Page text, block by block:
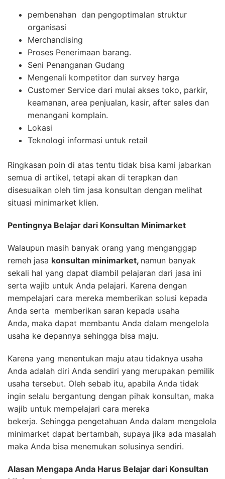
pembenahan dan pengoptimalan struktur
organisasi
Merchandising
Proses Penerimaan barang.
Seni Penanganan Gudang
Mengenali kompetitor dan survey harga
Customer Service dari mulai akses toko, parkir,
keamanan, area penjualan, kasir, after sales dan
menangani komplain.
Lokasi
Teknologi informasi untuk retail
Ringkasan poin di atas tentu tidak bisa kami jabarkan
semua di artikel, tetapi akan di terapkan dan
disesuaikan oleh tim jasa konsultan dengan melihat
situasi minimarket klien.
Pentingnya Belajar dari Konsultan Minimarket
Walaupun masih banyak orang yang menganggap
remeh jasa konsultan minimarket, namun banyak
sekali hal yang dapat diambil pelajaran dari jasa ini
serta wajib untuk Anda pelajari. Karena dengan
mempelajari cara mereka memberikan solusi kepada
Anda serta memberikan saran kepada usaha
Anda, maka dapat membantu Anda dalam mengelola
usaha ke depannya sehingga bisa maju.
Karena yang menentukan maju atau tidaknya usaha
Anda adalah diri Anda sendiri yang merupakan pemilik
usaha tersebut. Oleh sebab itu, apabila Anda tidak
ingin selalu bergantung dengan pihak konsultan, maka
wajib untuk mempelajari cara mereka
bekerja. Sehingga pengetahuan Anda dalam mengelola
minimarket dapat bertambah, supaya jika ada masalah
maka Anda bisa menemukan solusinya sendiri.
Alasan Mengapa Anda Harus Belajar dari Konsultan